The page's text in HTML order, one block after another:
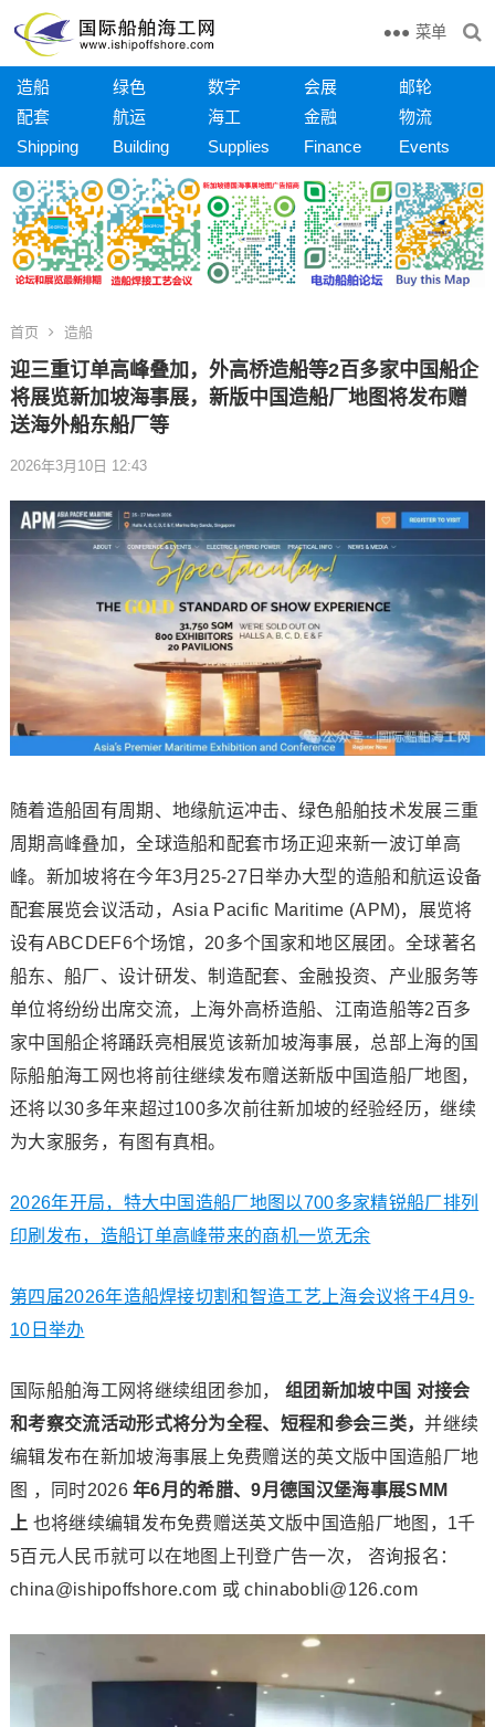
菜单
造船 绿色 数字 会展
邮轮
配套
航运 海工 金融
物流
Shipping
Building Supplies Finance Events
首页 造船
迎三重订单高峰叠加，外高桥造船等2百多家中国船企
将展览新加坡海事展，新版中国造船厂地图将发布赠
送海外船东船厂等
2026年3月10日 12:43
随着造船固有周期、地缘航运冲击、绿色船舶技术发展三重
周期高峰叠加，全球造船和配套市场正迎来新一波订单高
峰。新加坡将在今年3月25-27日举办大型的造船和航运设备
配套展览会议活动，Asia Pacific Maritime (APM)，展览将
设有ABCDEF6个场馆，20多个国家和地区展团。全球著名
船东、船厂、设计研发、制造配套、金融投资、产业服务等
单位将纷纷出席交流，上海外高桥造船、江南造船等2百多
家中国船企将踊跃亮相展览该新加坡海事展，总部上海的国
际船舶海工网也将前往继续发布赠送新版中国造船厂地图，
还将以30多年来超过100多次前往新加坡的经验经历，继续
为大家服务，有图有真相。
2026年开局，特大中国造船厂地图以700多家精锐船厂排列
印刷发布，造船订单高峰带来的商机一览无余
第四届2026年造船焊接切割和智造工艺上海会议将于4月9-
10日举办
国际船舶海工网将继续组团参加，组团新加坡中国 对接会
和考察交流活动形式将分为全程、短程和参会三类，并继续
编辑发布在新加坡海事展上免费赠送的英文版中国造船厂地
图 ，同时2026 年6月的希腊、9月德国汉堡海事展SMM
上 也将继续编辑发布免费赠送英文版中国造船厂地图，1千
5百元人民币就可以在地图上刊登广告一次， 咨询报名：
china@ishipoffshore.com 或 chinabobli@126.com